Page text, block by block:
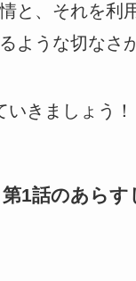
と、それを
ような切なさ
きましょう！
1話のあらす